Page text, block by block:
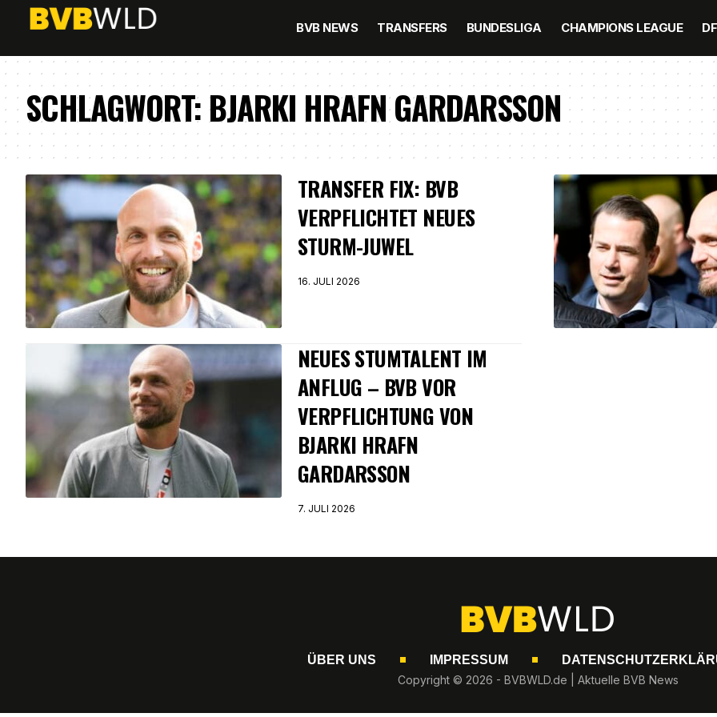
BVB NEWS TRANSFERS BUNDESLIGA CHAMPIONS LEAGUE
SCHLAGWORT:BJARKI HRAFN GARDARSSON
TRANSFER FIX: BVB
VERPFLICHTET NEUES
STURM-JUWEL
16. JULI 2026
NEUES STUMTALENT IM
ANFLUG – BVB VOR
VERPFLICHTUNG VON
BJARKI HRAFN
GARDARSSON
7. JULI 2026
ÜBER UNS IMPRESSUM
Copyright © 2026 - BVBWLD.de | Aktuelle BVB News